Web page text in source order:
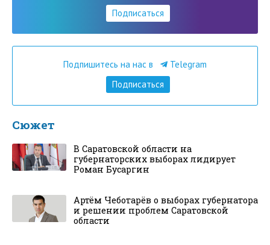
Подписаться
Подпишитесь на нас в
Telegram
Подписаться
Сюжет
В Саратовской области на
губернаторских выборах лидирует
Роман Бусаргин
Артём Чеботарёв о выборах губернатора
и решении проблем Саратовской
области